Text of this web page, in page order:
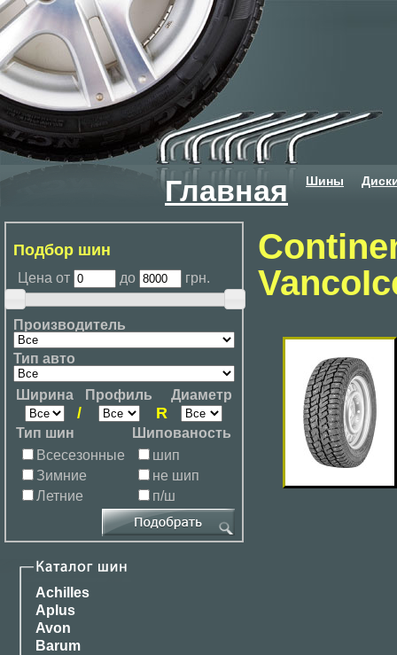
Главная Шины
Подбор шин
Цена от до грн.
Производитель
Тип авто
Ширина Профиль Диаметр
/ R
Тип шин
Шипованость
Всесезонные
Зимние
Летние
шип
не шип
п/ш
Achilles
Aplus
Avon
Barum